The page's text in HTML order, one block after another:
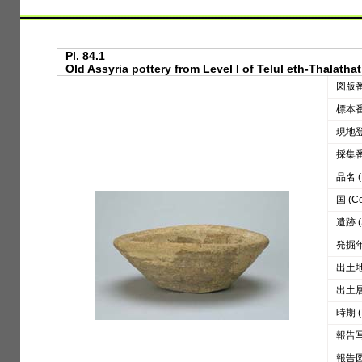
Pl. 84.1
Old Assyria pottery from Level I of Telul eth-Thalathat
図版
標本
現地
採集
品名
国
遺跡
発掘
出土
出土
時期
報告
報告